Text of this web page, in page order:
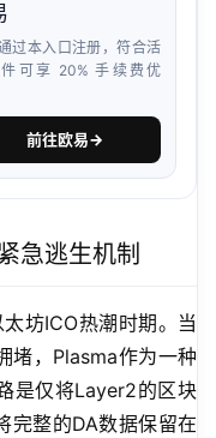
过本入口注册，符合活
可享 20% 手续费优
前往欧易→
急逃生机制
坊ICO热潮时期。当
堵，Plasma作为一种
是仅将Layer2的区块
完整的DA数据保留在